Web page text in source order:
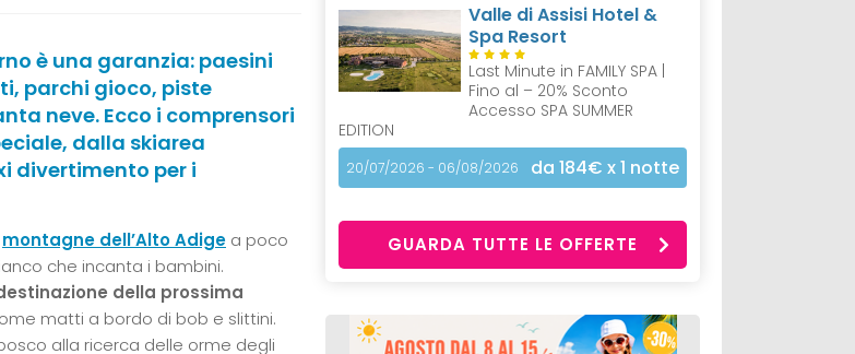
è una garanzia: paesini
parchi gioco, piste
neve. Ecco i comprensori
dalla skiarea
divertimento per i
montagne dell’Alto Adige a poco
che incanta i bambini.
della prossima
matti a bordo di bob e slittini.
alla ricerca delle orme degli
Valle di Assisi Hotel &
Spa Resort
Last Minute in FAMILY SPA |
Fino al – 20% Sconto
Accesso SPA SUMMER
EDITION
20/07/2026 - 06/08/2026 da 184€ x 1 notte
GUARDA TUTTE LE OFFERTE